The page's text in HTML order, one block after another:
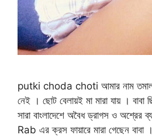
putki choda choti আমার নাম তমাল,
নেই । ছোট বেলায়ই মা মারা যায় । বাবা
সারা বাংলাদেশে অবৈধ ড্রাগস ও অশ্রের
Rab এর ক্রস ফায়ারে মারা গেছেন বাবা ।